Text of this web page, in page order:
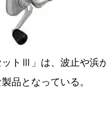
トⅢ」は、波止や浜
品となっている。